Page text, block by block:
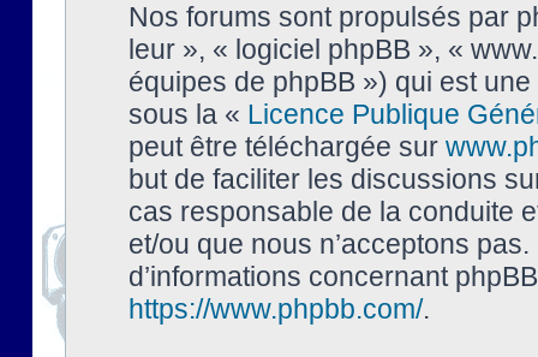
Nos forums sont propulsés par
leur », « logiciel phpBB », «
équipes de phpBB ») qui est
sous la « Licence Publique
peut être téléchargée sur
but de faciliter les discussions
cas responsable de la conduite
et/ou que nous n’acceptons
d’informations concernant
https://www.phpbb.com/.